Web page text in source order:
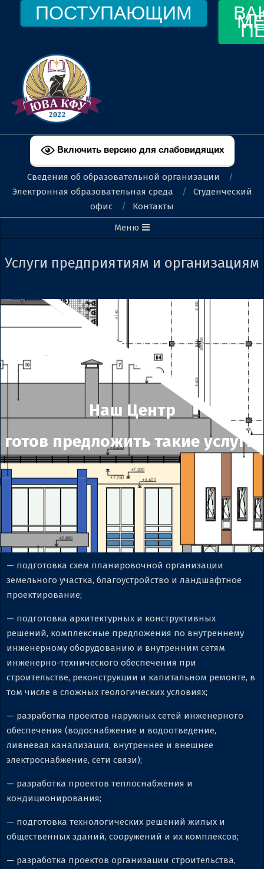
ПОСТУПАЮЩИМ
ФЕОДОСИЙСКИЙ
ФИЛИАЛ
КФУ
ИМ.
В.И.
ВЕРНАДСКОГО
Включить версию для слабовидящих
Сведения об образовательной организации
Электронная образовательная среда
Студенческий
офис
Контакты
Меню
Услуги предприятиям и организациям
Наш Центр
готов предложить такие услуги:
— подготовка схем планировочной организации
земельного участка, благоустройство и ландшафтное
проектирование;
— подготовка архитектурных и конструктивных
решений, комплексные предложения по внутреннему
инженерному оборудованию и внутренним сетям
инженерно-технического обеспечения при
строительстве, реконструкции и капитальном ремонте, в
том числе в сложных геологических условиях;
— разработка проектов наружных сетей инженерного
обеспечения (водоснабжение и водоотведение,
ливневая канализация, внутреннее и внешнее
электроснабжение, сети связи);
— разработка проектов теплоснабжения и
кондиционирования;
— подготовка технологических решений жилых и
общественных зданий, сооружений и их комплексов;
— разработка проектов организации строительства,